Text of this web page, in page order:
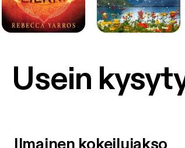
Usein